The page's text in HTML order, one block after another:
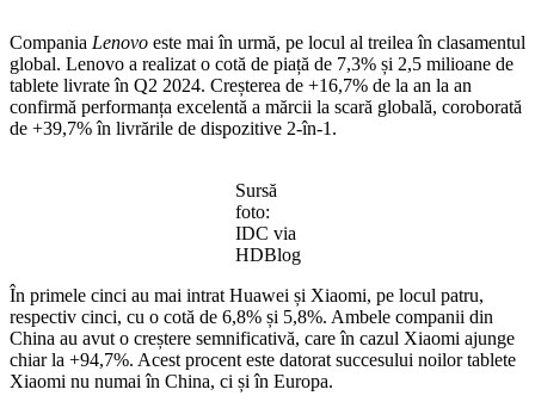
Compania Lenovo este mai în urmă, pe locul al treilea în clasamentul
global. Lenovo a realizat o cotă de piață de 7,3% și 2,5 milioane de
tablete livrate în Q2 2024. Creșterea de +16,7% de la an la an
confirmă performanța excelentă a mărcii la scară globală, coroborată
de +39,7% în livrările de dispozitive 2-în-1.
Sursă
foto:
IDC via
HDBlog
În primele cinci au mai intrat Huawei și Xiaomi, pe locul patru,
respectiv cinci, cu o cotă de 6,8% și 5,8%. Ambele companii din
China au avut o creștere semnificativă, care în cazul Xiaomi ajunge
chiar la +94,7%. Acest procent este datorat succesului noilor tablete
Xiaomi nu numai în China, ci și în Europa.